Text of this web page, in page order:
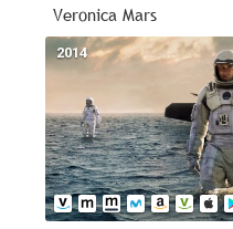
Veronica Mars
2014